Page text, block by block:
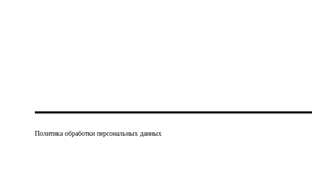
Политика обработки персональных данных